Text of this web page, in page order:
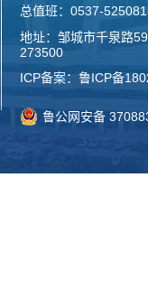
总值班：0537-
地址：邹城市千泉路
273500
ICP备案： 鲁ICP备
鲁公网安备